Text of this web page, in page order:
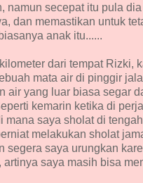
namun secepat itu pula
dan memastikan untuk
anak itu......
dari tempat Rizki,
mata air di pinggir
air yang luar biasa segar
kemarin ketika di
mana saya sholat di
melakukan sholat
segera saya urungkan
artinya saya masih bisa